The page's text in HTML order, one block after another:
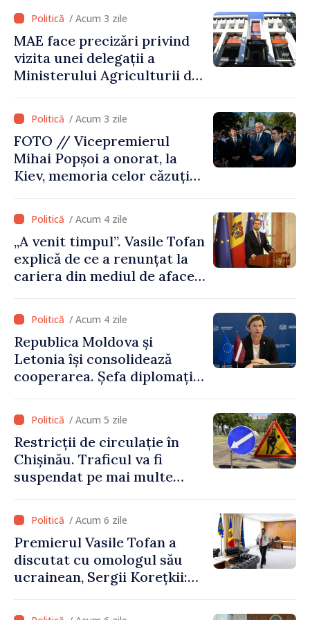
an să fie și mai bun”
/ Acum 3 zile
MAE face precizări privind
vizita unei delegații a
Ministerului Agriculturii din
/ Acum 3 zile
FOTO // Vicepremierul
Mihai Popșoi a onorat, la
Kiev, memoria celor căzuți
„Acest război trebuie să
înceteze”/ Acum 4 zile
„A venit timpul”. Vasile Tofan
explică de ce a renunțat la
cariera din mediul de afaceri
premier. Ce crede Igor
Grosu despre noul șef al
Guvernului
/ Acum 4 zile
Republica Moldova și
Letonia își consolidează
cooperarea. Șefa diplomației
/ Acum 5 zile
Restricții de circulație în
Chișinău. Traficul va fi
suspendat pe mai multe
/ Acum 6 zile
Premierul Vasile Tofan a
discutat cu omologul său
ucrainean, Sergii Korețkii:
bazată pe încredere și